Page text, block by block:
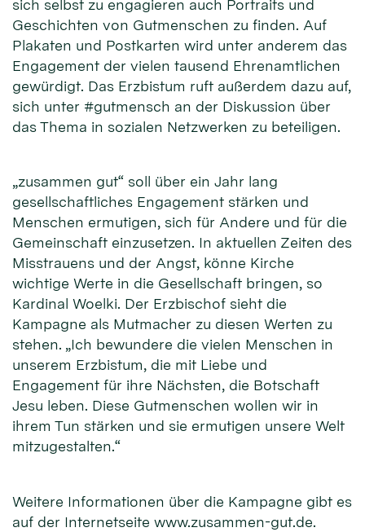
sich selbst zu engagieren auch Portraits und
Geschichten von Gutmenschen zu finden. Auf
Plakaten und Postkarten wird unter anderem das
Engagement der vielen tausend Ehrenamtlichen
gewürdigt. Das Erzbistum ruft außerdem dazu auf,
sich unter #gutmensch an der Diskussion über
das Thema in sozialen Netzwerken zu beteiligen.
„zusammen gut“ soll über ein Jahr lang
gesellschaftliches Engagement stärken und
Menschen ermutigen, sich für Andere und für die
Gemeinschaft einzusetzen. In aktuellen Zeiten des
Misstrauens und der Angst, könne Kirche
wichtige Werte in die Gesellschaft bringen, so
Kardinal Woelki. Der Erzbischof sieht die
Kampagne als Mutmacher zu diesen Werten zu
stehen. „Ich bewundere die vielen Menschen in
unserem Erzbistum, die mit Liebe und
Engagement für ihre Nächsten, die Botschaft
Jesu leben. Diese Gutmenschen wollen wir in
ihrem Tun stärken und sie ermutigen unsere Welt
mitzugestalten.“
Weitere Informationen über die Kampagne gibt es
auf der Internetseite www.zusammen-gut.de.